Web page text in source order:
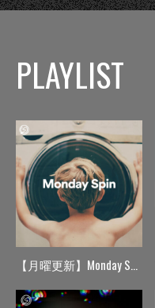
PLAYLIST
【月曜更新】Monday Spin